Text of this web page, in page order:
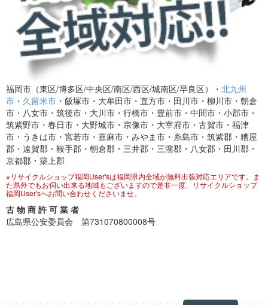
福岡市（東区/博多区/中央区/南区/西区/城南区/早良区）・ 北九州
市 ・ 久留米市 ・飯塚市・大牟田市・直方市・田川市・柳川市・朝倉
市・八女市・筑後市・大川市・行橋市・豊前市・中間市・小郡市・
筑紫野市・春日市・大野城市・宗像市・大宰府市・古賀市・福津
市・うきは市・宮若市・嘉麻市・みやま市・糸島市・筑紫郡・糟屋
郡・遠賀郡・鞍手郡・朝倉郡・三井郡・三潴郡・八女郡・田川郡・
京都郡・築上郡
※リサイクルショップ福岡User'sは福岡県内全域が無料出張対応エリアです。ま
た県外でもお伺い出来る地域もございますので是非一度、リサイクルショップ
福岡User'sへお問い合わせくださいませ。
古 物 商 許 可 業 者
広島県公安委員会 第731070800008号